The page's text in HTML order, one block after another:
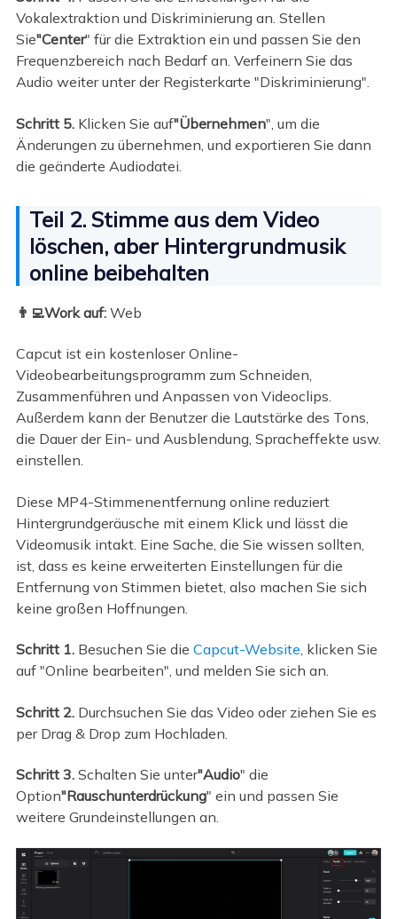
Vokalextraktion und Diskriminierung an. Stellen
Sie"Center" für die Extraktion ein und passen Sie den
Frequenzbereich nach Bedarf an. Verfeinern Sie das
Audio weiter unter der Registerkarte "Diskriminierung".
Schritt 5. Klicken Sie auf"Übernehmen", um die
Änderungen zu übernehmen, und exportieren Sie dann
die geänderte Audiodatei.
Teil 2. Stimme aus dem Video
löschen, aber Hintergrundmusik
online beibehalten
👨‍💻Work auf: Web
Capcut ist ein kostenloser Online-
Videobearbeitungsprogramm zum Schneiden,
Zusammenführen und Anpassen von Videoclips.
Außerdem kann der Benutzer die Lautstärke des Tons,
die Dauer der Ein- und Ausblendung, Spracheffekte usw.
einstellen.
Diese MP4-Stimmenentfernung online reduziert
Hintergrundgeräusche mit einem Klick und lässt die
Videomusik intakt. Eine Sache, die Sie wissen sollten,
ist, dass es keine erweiterten Einstellungen für die
Entfernung von Stimmen bietet, also machen Sie sich
keine großen Hoffnungen.
Schritt 1.Besuchen Sie die Capcut-Website, klicken Sie
auf "Online bearbeiten", und melden Sie sich an.
Schritt 2. Durchsuchen Sie das Video oder ziehen Sie es
per Drag & Drop zum Hochladen.
Schritt 3. Schalten Sie unter"Audio" die
Option"Rauschunterdrückung" ein und passen Sie
weitere Grundeinstellungen an.